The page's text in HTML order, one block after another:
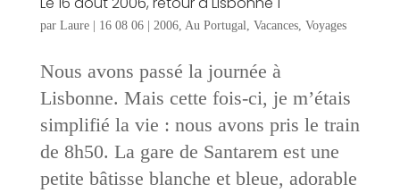
par Laure| 16 08 06| 2006, Au Portugal, Vacances, Voyages
Nous avons passé la journée à
Lisbonne. Mais cette fois-ci, je m’étais
simplifié la vie : nous avons pris le train
de 8h50. La gare de Santarem est une
petite bâtisse blanche et bleue, adorable